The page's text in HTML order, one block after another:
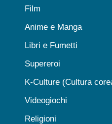
Film
Anime e Manga
Libri e Fumetti
Supereroi
K-Culture (Cultura
Videogiochi
Religioni